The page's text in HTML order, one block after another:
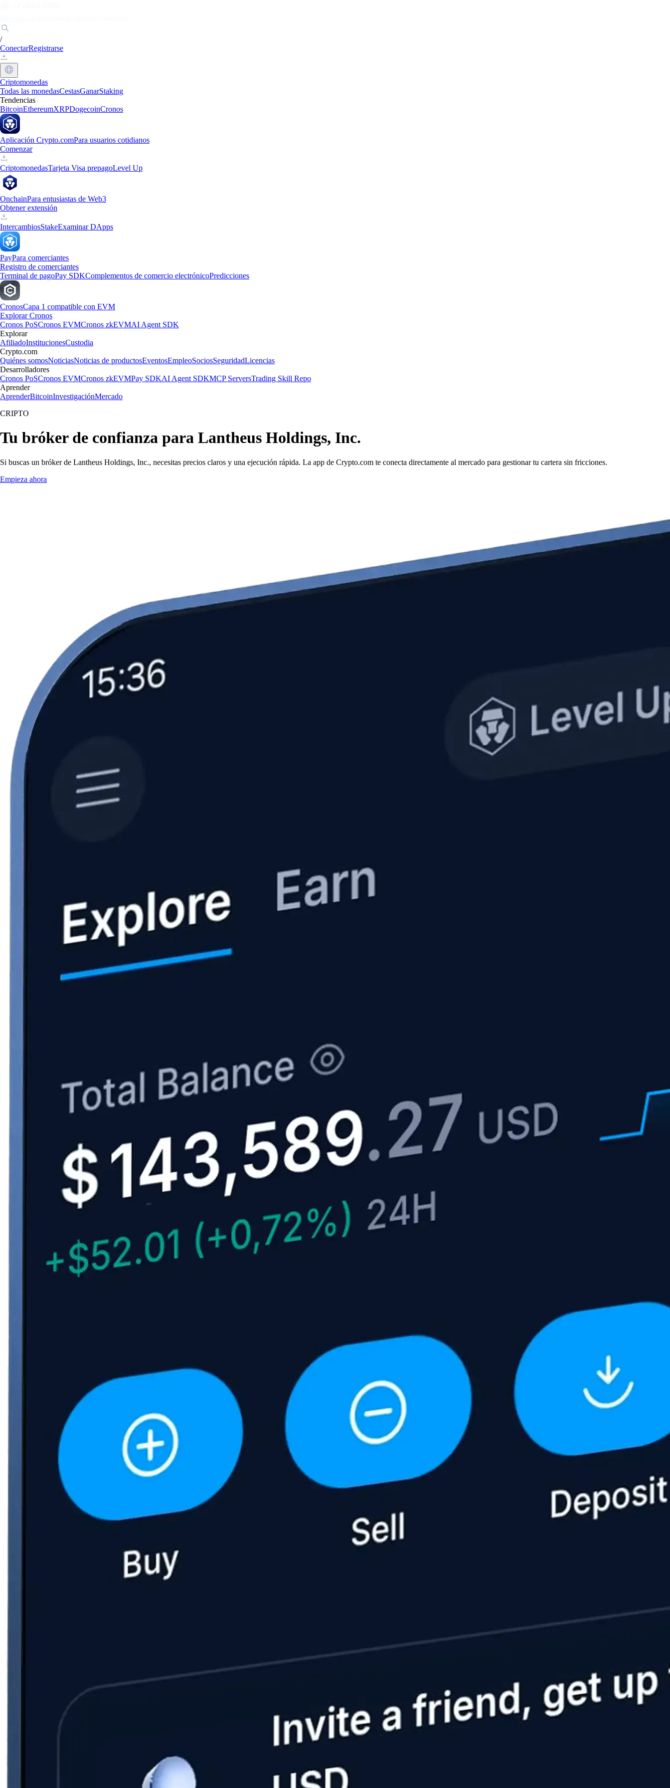
/
ConectarRegistrarse
Criptomonedas
Todas las monedasCestasGanarStaking
Tendencias
BitcoinEthereumXRPDogecoinCronos
Aplicación Crypto.comPara usuarios cotidianos
Comenzar
CriptomonedasTarjeta Visa prepagoLevel Up
OnchainPara entusiastas de Web3
Obtener extensión
IntercambiosStakeExaminar DApps
PayPara comerciantes
Registro de comerciantes
Terminal de pagoPay SDKComplementos de comercio electrónicoPredicciones
CronosCapa 1 compatible con EVM
Explorar Cronos
Cronos PoSCronos EVMCronos zkEVMAI Agent SDK
Explorar
AfiliadoInstitucionesCustodia
Crypto.com
Quiénes somosNoticiasNoticias de productosEventosEmpleoSociosSeguridadLicencias
Desarrolladores
Cronos PoSCronos EVMCronos zkEVMPay SDKAI Agent SDKMCP ServersTrading Skill Repo
Aprender
AprenderBitcoinInvestigaciónMercado
CRIPTO
Tu bróker de confianza para Lantheus Holdings, Inc.
Si buscas un bróker de Lantheus Holdings, Inc., necesitas precios claros y una ejecución rápida. La app de Crypto.com te conecta directamente al mercado para gestionar tu cartera sin fricciones.
Empieza ahora